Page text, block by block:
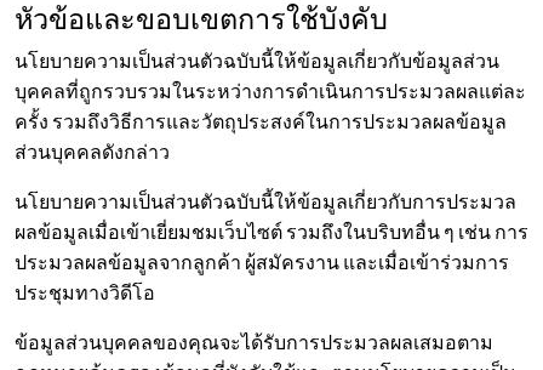
หัวข้อและขอบเขตการใช้บังคับ
นโยบายความเป็นส่วนตัวฉบับนี้ให้ข้อมูลเกี่ยวกับข้อมูลส่วน
บุคคลที่ถูกรวบรวมในระหว่างการดำเนินการประมวลผลแต่ละ
ครั้ง รวมถึงวิธีการและวัตถุประสงค์ในการประมวลผลข้อมูล
ส่วนบุคคลดังกล่าว
นโยบายความเป็นส่วนตัวฉบับนี้ให้ข้อมูลเกี่ยวกับการประมวล
ผลข้อมูลเมื่อเข้าเยี่ยมชมเว็บไซต์ รวมถึงในบริบทอื่น ๆ เช่น การ
ประมวลผลข้อมูลจากลูกค้า ผู้สมัครงาน และเมื่อเข้าร่วมการ
ประชุมทางวิดีโอ
ข้อมูลส่วนบุคคลของคุณจะได้รับการประมวลผลเสมอตาม